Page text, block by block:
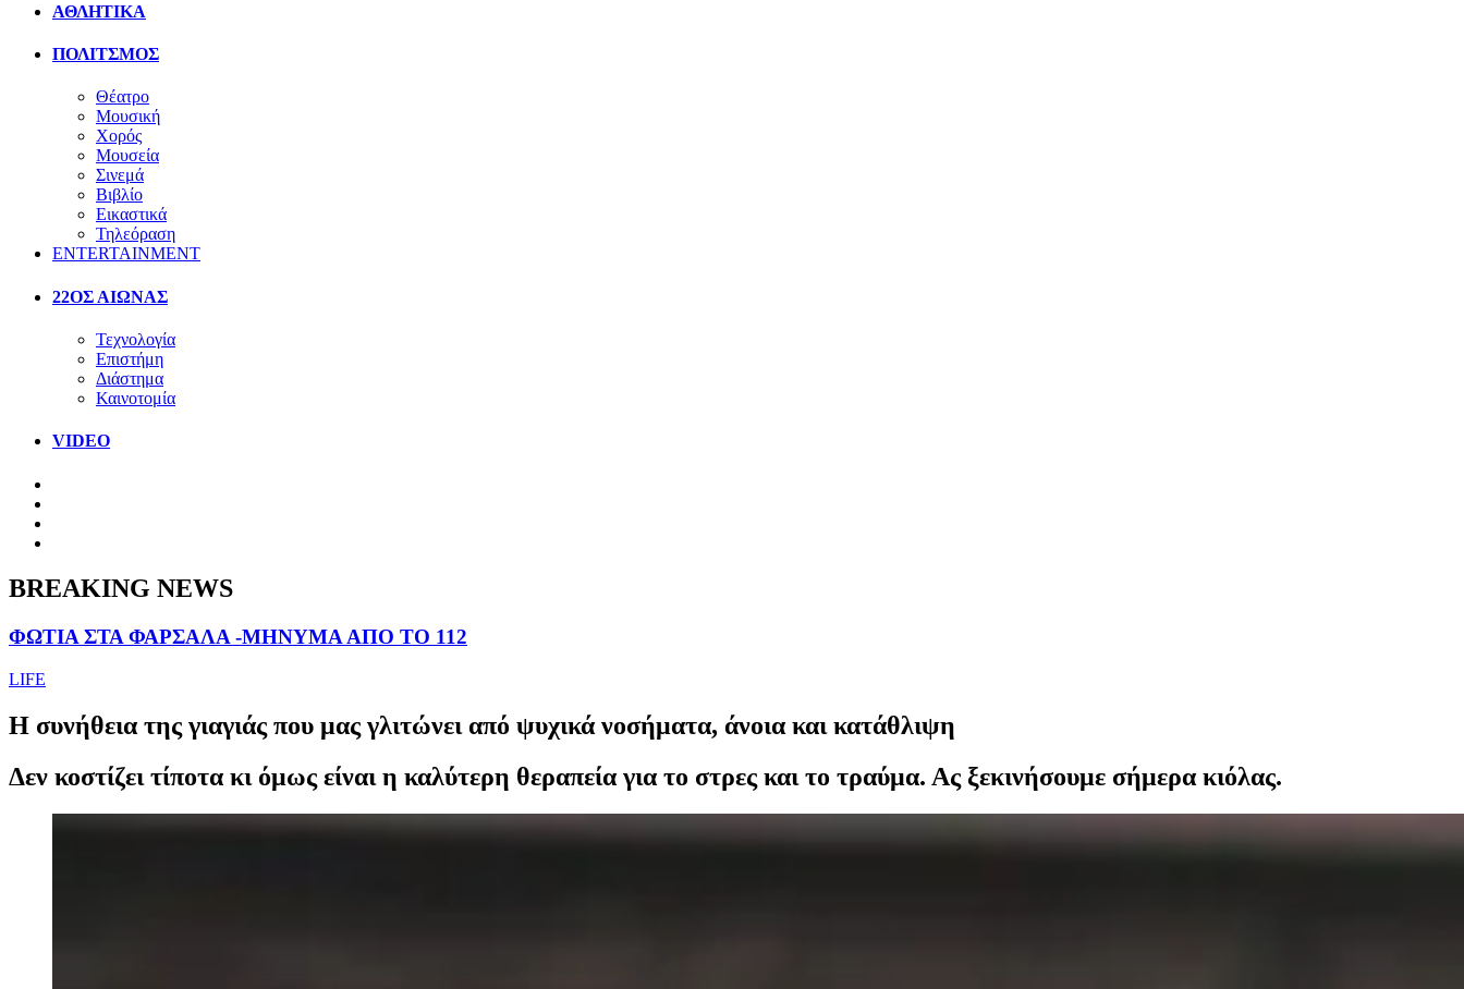
ΑΘΛΗΤΙΚΑ
ΠΟΛΙΤΣΜΟΣ
Θέατρο
Μουσική
Χορός
Μουσεία
Σινεμά
Βιβλίο
Εικαστικά
Τηλεόραση
ENTERTAINMENT
22ΟΣ ΑΙΩΝΑΣ
Τεχνολογία
Επιστήμη
Διάστημα
Καινοτομία
VIDEO
BREAKING NEWS
ΦΩΤΙΑ ΣΤΑ ΦΑΡΣΑΛΑ -ΜΗΝΥΜΑ ΑΠΟ ΤΟ 112
LIFE
Η συνήθεια της γιαγιάς που μας γλιτώνει από ψυχικά νοσήματα, άνοια και κατάθλιψη
Δεν κοστίζει τίποτα κι όμως είναι η καλύτερη θεραπεία για το στρες και το τραύμα. Ας ξεκινήσουμε σήμερα κιόλας.